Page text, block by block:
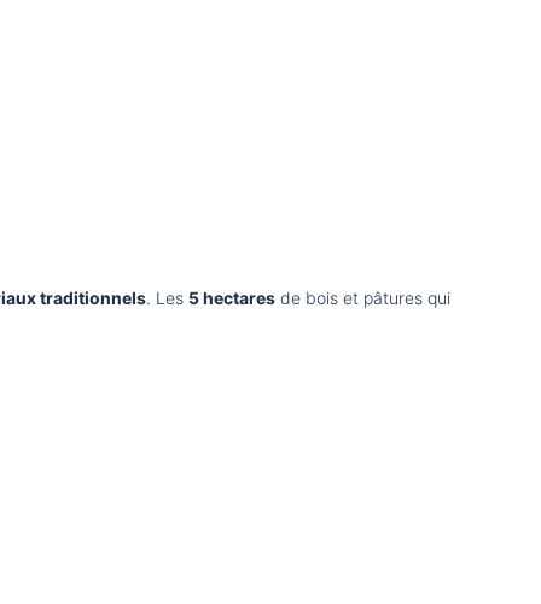
traditionnels. Les 5 hectares de bois et pâtures qui